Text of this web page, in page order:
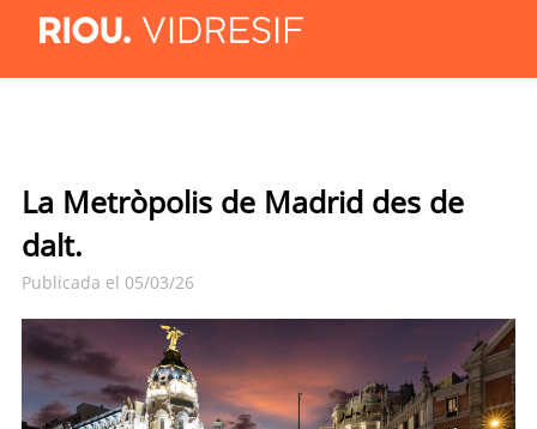
La Metròpolis de Madrid des de
dalt.
Publicada el 05/03/26